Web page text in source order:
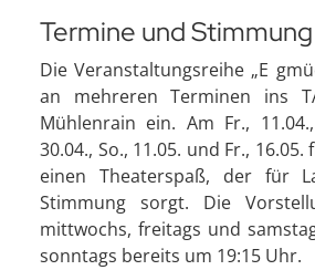
Termine und Stimmung
Die Veranstaltungsreihe „E
an mehreren Terminen ins
Mühlenrain ein. Am Fr.,
30.04., So., 11.05. und Fr.,
einen Theaterspaß, der für
Stimmung sorgt. Die
mittwochs, freitags und
sonntags bereits um 19:15 Uhr.